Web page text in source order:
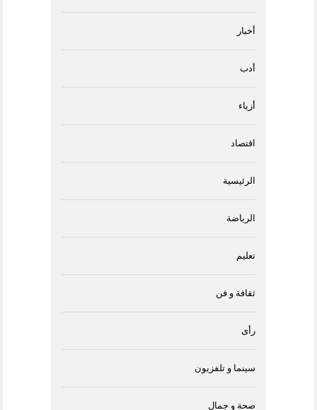
أخبار
أدب
أزياء
اقتصاد
الرئيسية
الرياضة
تعليم
ثقافة و فن
رأى
سينما و تلفزيون
صحة و جمال